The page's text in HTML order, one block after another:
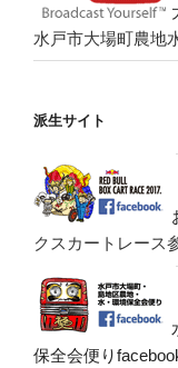
水戸市大場町農地
派生サイト
クスカートレース
保全会便り